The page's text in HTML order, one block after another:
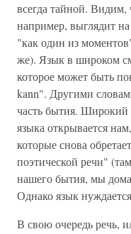
всегда тайной.
например, выглядит
"как один из
же). Язык в широком
которое может быть
kann". Другими
часть бытия. Широкий
языка открывается
которые снова
поэтической речи"
нашего бытия, мы
Однако язык
В свою очередь речь,